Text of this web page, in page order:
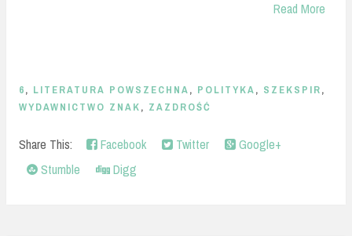
Read More
6, LITERATURA POWSZECHNA, POLITYKA, SZEKSPIR,
WYDAWNICTWO ZNAK, ZAZDROŚĆ
Share This: Facebook Twitter
Google+
Stumble
Digg